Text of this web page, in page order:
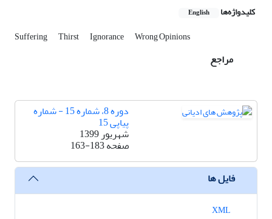
کلیدواژه‌ها English
Suffering Thirst Ignorance Wrong Opinions
مراجع
دوره 8، شماره 15 - شماره
پیاپی 15
شهریور 1399
صفحه163-183
فایل ها